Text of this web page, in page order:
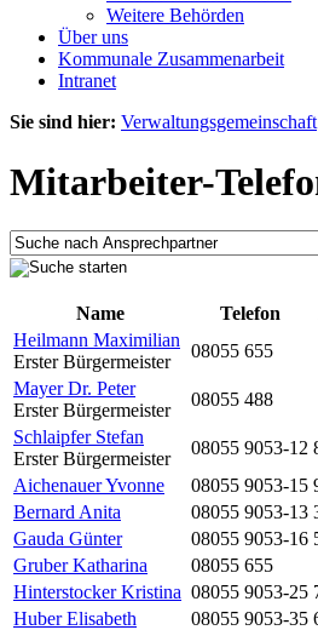
Weitere Behörden
Über uns
Kommunale Zusammenarbeit
Intranet
Sie sind hier: Verwaltungsgemeinschaft
Mitarbeiter-
Name
Telefon
Heilmann Maximilian
Erster Bürgermeister
08055 655
Mayer Dr. Peter
Erster Bürgermeister
08055 488
Schlaipfer Stefan
Erster Bürgermeister
08055 9053-12
Aichenauer Yvonne
08055 9053-15
Bernard Anita
08055 9053-13
Gauda Günter
08055 9053-16
Gruber Katharina
08055 655
Hinterstocker Kristina 08055 9053-25
Huber Elisabeth
08055 9053-35